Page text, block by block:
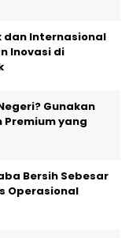
dan Internasional
Inovasi di
Gunakan
Premium yang
Bersih Sebesar
Operasional